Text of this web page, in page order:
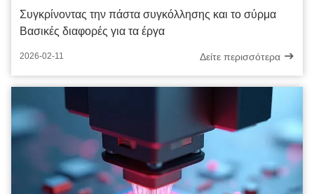
Συγκρίνοντας την πάστα συγκόλλησης και το σύρμα
Βασικές διαφορές για τα έργα
2026-02-11 Δείτε περισσότερα